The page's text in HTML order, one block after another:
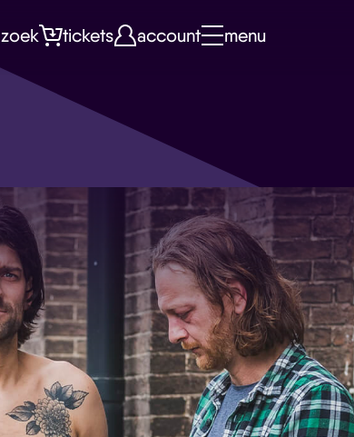
zoek tickets account menu